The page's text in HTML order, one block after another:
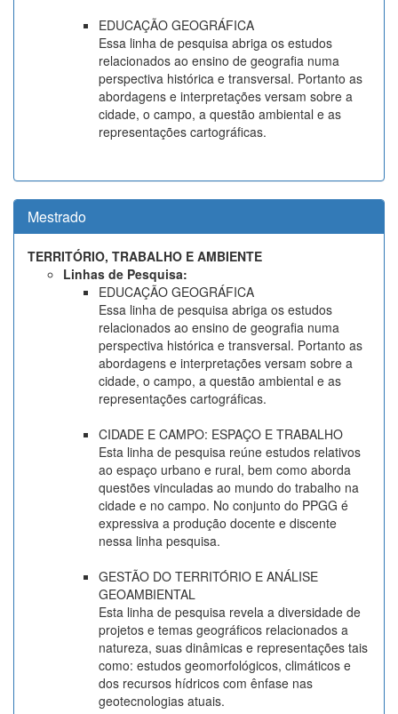
EDUCAÇÃO GEOGRÁFICA
Essa linha de pesquisa abriga os estudos
relacionados ao ensino de geografia numa
perspectiva histórica e transversal. Portanto as
abordagens e interpretações versam sobre a
cidade, o campo, a questão ambiental e as
representações cartográficas.
Mestrado
TERRITÓRIO, TRABALHO E AMBIENTE
Linhas de Pesquisa:
EDUCAÇÃO GEOGRÁFICA
Essa linha de pesquisa abriga os estudos
relacionados ao ensino de geografia numa
perspectiva histórica e transversal. Portanto as
abordagens e interpretações versam sobre a
cidade, o campo, a questão ambiental e as
representações cartográficas.
CIDADE E CAMPO: ESPAÇO E TRABALHO
Esta linha de pesquisa reúne estudos relativos
ao espaço urbano e rural, bem como aborda
questões vinculadas ao mundo do trabalho na
cidade e no campo. No conjunto do PPGG é
expressiva a produção docente e discente
nessa linha pesquisa.
GESTÃO DO TERRITÓRIO E ANÁLISE
GEOAMBIENTAL
Esta linha de pesquisa revela a diversidade de
projetos e temas geográficos relacionados a
natureza, suas dinâmicas e representações tais
como: estudos geomorfológicos, climáticos e
dos recursos hídricos com ênfase nas
geotecnologias atuais.